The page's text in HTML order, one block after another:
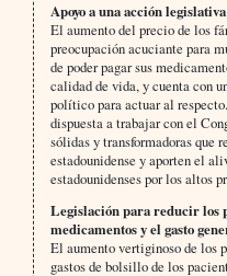
Apoyo a una acción
El aumento del precio de los
preocupación acuciante para
de poder pagar sus
calidad de vida, y cuenta con
político para actuar al
dispuesta a trabajar con el
sólidas y transformadoras que
estadounidense y aporten el
estadounidenses por los altos
Legislación para reducir los
medicamentos y el gasto
El aumento vertiginoso de los
gastos de bolsillo de los